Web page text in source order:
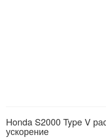
Honda S2000 Type V
ускорение